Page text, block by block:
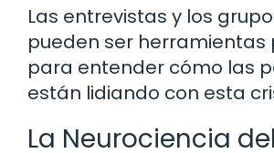
Las entrevistas y los
pueden ser herramientas
para entender cómo las
están lidiando con esta
La Neurociencia